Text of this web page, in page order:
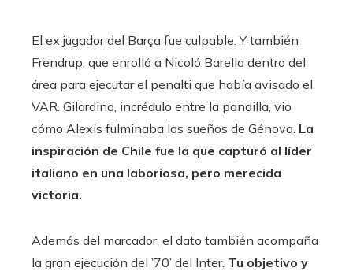
El ex jugador del Barça fue culpable. Y también
Frendrup, que enrolló a Nicoló Barella dentro del
área para ejecutar el penalti que había avisado el
VAR. Gilardino, incrédulo entre la pandilla, vio
cómo Alexis fulminaba los sueños de Génova. La
inspiración de Chile fue la que capturó al líder
italiano en una laboriosa, pero merecida
victoria.
Además del marcador, el dato también acompaña
la gran ejecución del ’70’ del Inter. Tu objetivo y